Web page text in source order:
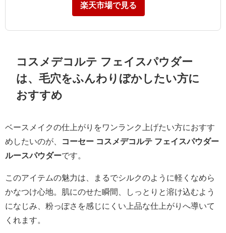
楽天市場で見る
コスメデコルテ フェイスパウダー
は、毛穴をふんわりぼかしたい方に
おすすめ
ベースメイクの仕上がりをワンランク上げたい方におすす
めしたいのが、
コーセー コスメデコルテ フェイスパウダー
ルースパウダーです。
このアイテムの魅力は、まるでシルクのように軽くなめら
かなつけ心地。肌にのせた瞬間、しっとりと溶け込むよう
になじみ、粉っぽさを感じにくい上品な仕上がりへ導いて
くれます。